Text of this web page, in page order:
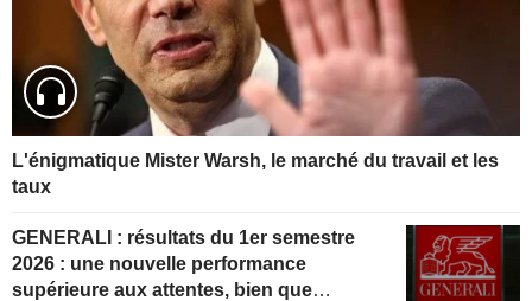
L'énigmatique Mister Warsh, le marché du travail et les
taux
GENERALI : résultats du 1er semestre
2026 : une nouvelle performance
supérieure aux attentes, bien que